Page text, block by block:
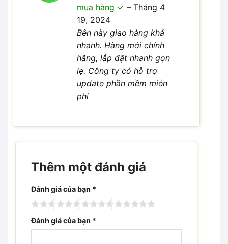
sao
mua hàng – Tháng 4
19, 2024
Bên này giao hàng khả
nhanh. Hàng mới chính
hãng, lắp đặt nhanh gọn
lẹ. Công ty có hỗ trợ
update phần mềm miễn
phí
Thêm một đánh giá
Đánh giá của bạn *
Đánh giá của bạn *